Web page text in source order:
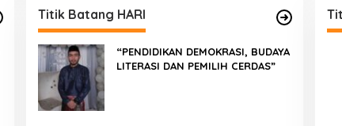
Titik Batang HARI
“PENDIDIKAN DEMOKRASI, BUDAYA
LITERASI DAN PEMILIH CERDAS”